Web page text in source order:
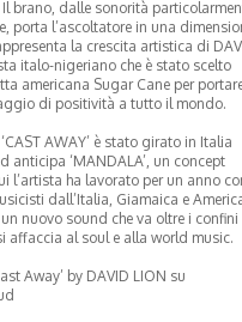
brano, dalle sonorità
porta l’ascoltatore in una
la crescita artistica di
italo-nigeriano che è stato scelto
americana Sugar Cane per
di positività a tutto il mondo.
AWAY’ è stato girato in Italia
anticipa ‘MANDALA’, un concept
l’artista ha lavorato per un anno
dall’Italia, Giamaica e
un nuovo sound che va oltre i confini
affaccia al soul e alla world music.
Away’ by DAVID LION su